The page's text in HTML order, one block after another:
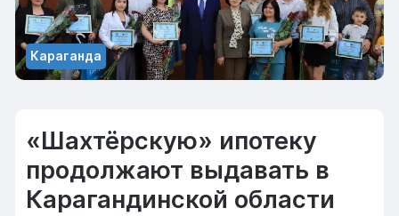
Караганда
«Шахтёрскую» ипотеку
продолжают выдавать в
Карагандинской области